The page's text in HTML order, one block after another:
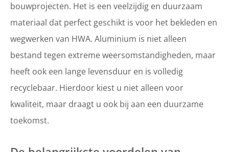
bouwprojecten. Het is een veelzijdig en duurzaam
materiaal dat perfect geschikt is voor het bekleden en
wegwerken van HWA. Aluminium is niet alleen
bestand tegen extreme weersomstandigheden, maar
heeft ook een lange levensduur en is volledig
recyclebaar. Hierdoor kiest u niet alleen voor
kwaliteit, maar draagt u ook bij aan een duurzame
toekomst.